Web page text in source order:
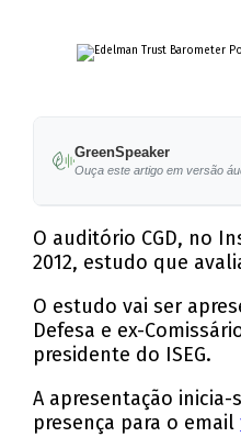
GreenSpeaker
Ouça este artigo em versão
O auditório CGD, no
2012, estudo que
O estudo vai ser
Defesa e ex-
presidente do ISEG.
A apresentação
presença para o email